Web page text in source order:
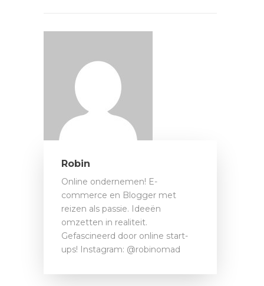
Robin
Online ondernemen! E-
commerce en Blogger met
reizen als passie. Ideeën
omzetten in realiteit.
Gefascineerd door online start-
ups! Instagram: @robinomad